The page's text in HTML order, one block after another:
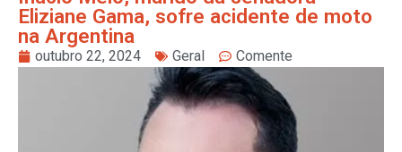
Eliziane Gama, sofre acidente de moto
na Argentina
outubro 22, 2024 Geral Comente